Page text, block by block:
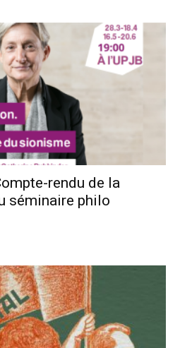
rendu de la
séminaire philo